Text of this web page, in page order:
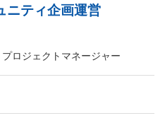
ニティ企画運営
ロジェクトマネージャー